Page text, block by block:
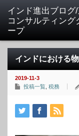
インド進出ブログ
コンサルティング
ープ
インドにおける
2019-11-3
投稿一覧 税務